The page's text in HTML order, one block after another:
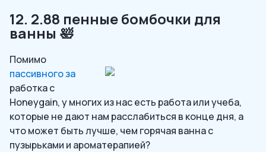
12. 2.88 пенные бомбочки для
ванны 🛀
Помимо
пассивного за
работка с
Honeygain, у многих из нас есть работа или учеба,
которые не дают нам расслабиться в конце дня, а
что может быть лучше, чем горячая ванна с
пузырьками и ароматерапией?